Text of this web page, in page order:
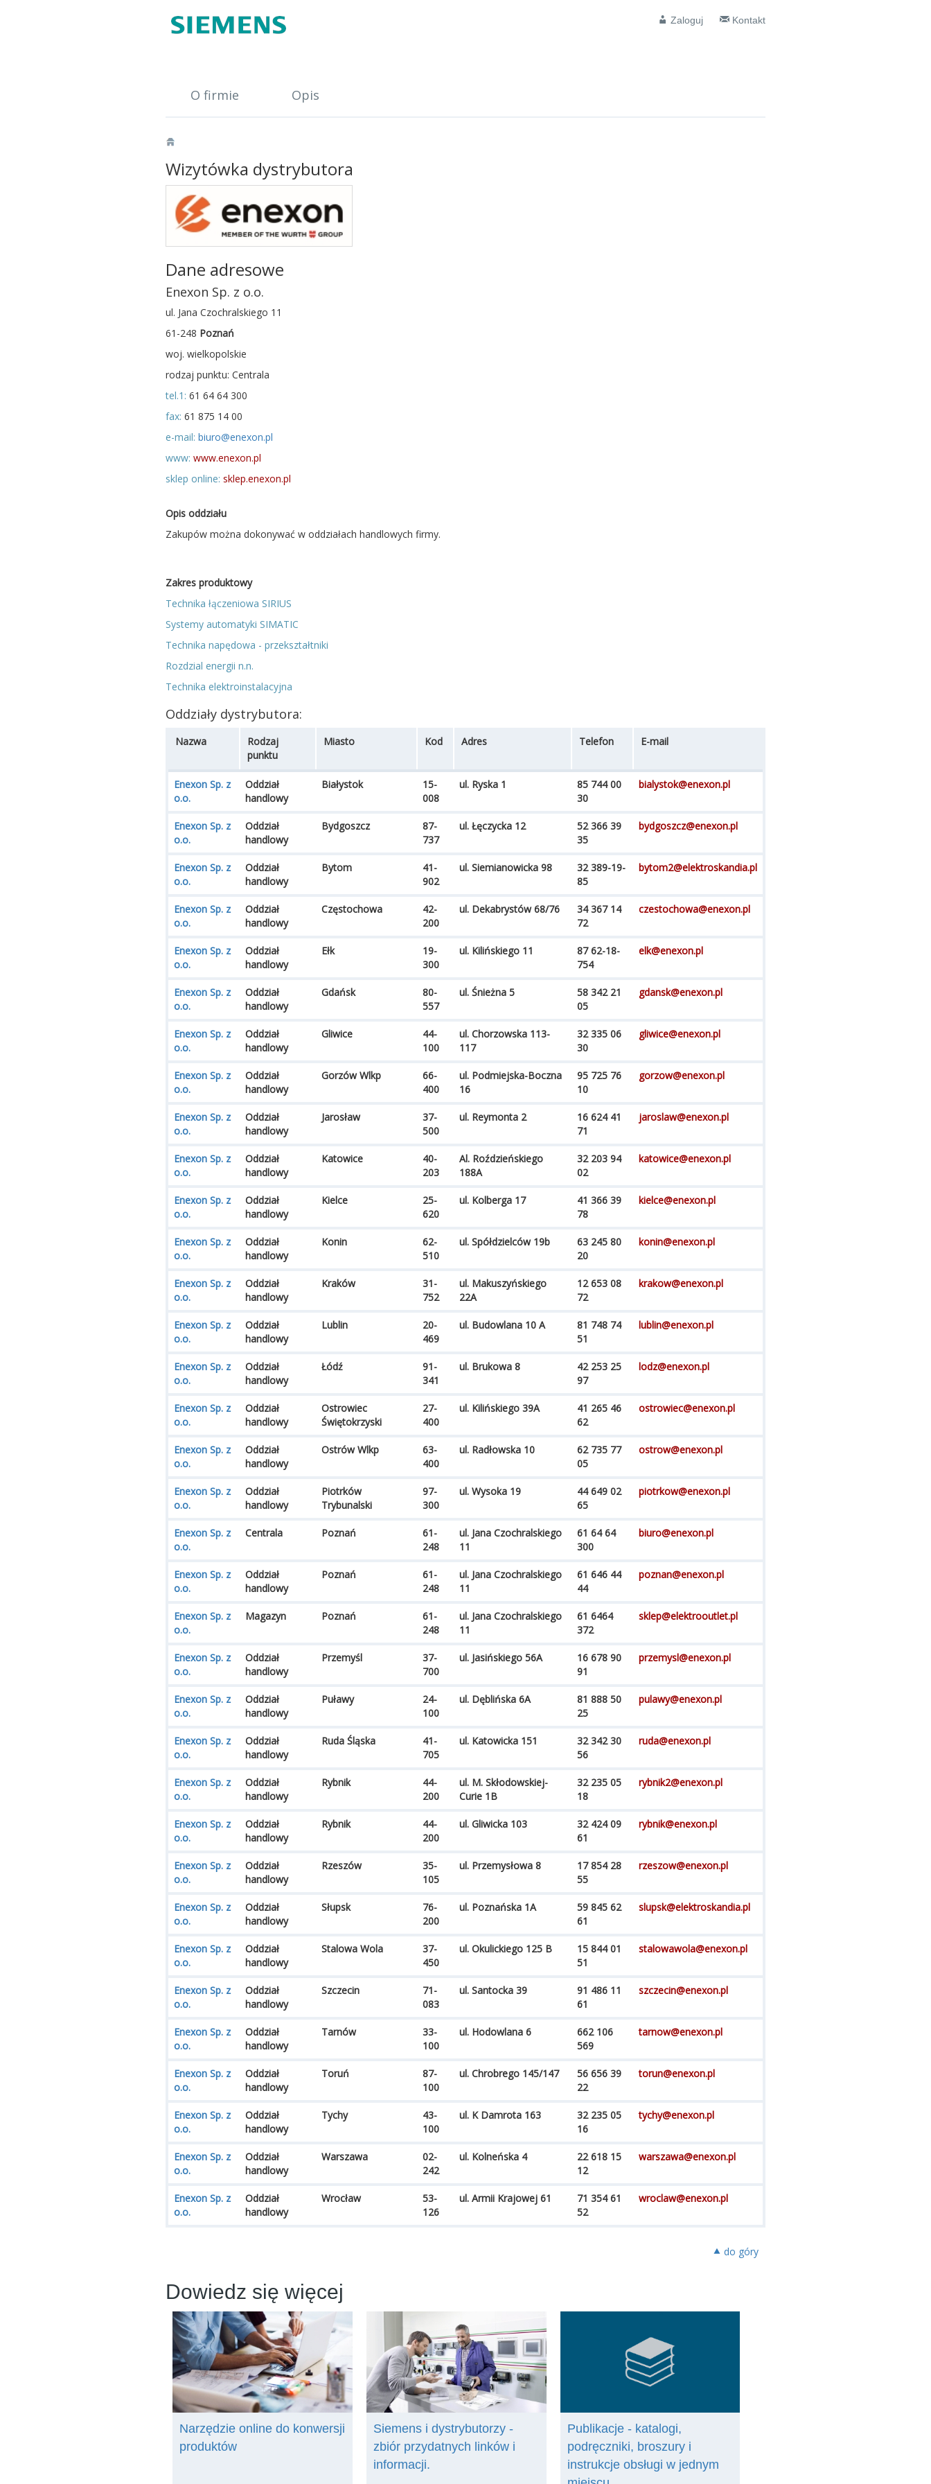
Zaloguj Kontakt
O firmie Opis
Wizytówka dystrybutora
Dane adresowe
Enexon Sp. z o.o.
ul. Jana Czochralskiego 11
61-248 Poznań
woj. wielkopolskie
rodzaj punktu: Centrala
tel.1: 61 64 64 300
fax: 61 875 14 00
e-mail: biuro@enexon.pl
www: www.enexon.pl
sklep online: sklep.enexon.pl
Opis oddziału
Zakupów można dokonywać w oddziałach handlowych firmy.
Zakres produktowy
Technika łączeniowa SIRIUS
Systemy automatyki SIMATIC
Technika napędowa - przekształtniki
Rozdzial energii n.n.
Technika elektroinstalacyjna
Oddziały dystrybutora:
Nazwa
Rodzaj
punktu
Miasto Kod Adres Telefon E-mail
Enexon Sp. z
o.o.
Oddział
handlowy
Białystok
15-
008
ul. Ryska 1
85 744 00
30
bialystok@enexon.pl
Enexon Sp. z
o.o.
Oddział
handlowy
Bydgoszcz
87-
737
ul. Łęczycka 12
52 366 39
35
bydgoszcz@enexon.pl
Enexon Sp. z
o.o.
Oddział
handlowy
Bytom
41-
902
ul. Siemianowicka 98
32 389-19-
85
bytom2@elektroskandia.pl
Enexon Sp. z
o.o.
Oddział
handlowy
Częstochowa
42-
200
ul. Dekabrystów 68/76
34 367 14
72
czestochowa@enexon.pl
Enexon Sp. z
o.o.
Oddział
handlowy
Ełk
19-
300
ul. Kilińskiego 11
87 62-18-
754
elk@enexon.pl
Enexon Sp. z
o.o.
Oddział
handlowy
Gdańsk
80-
557
ul. Śnieżna 5
58 342 21
05
gdansk@enexon.pl
Enexon Sp. z
o.o.
Oddział
handlowy
Gliwice
44-
100
ul. Chorzowska 113-
117
32 335 06
30
gliwice@enexon.pl
Enexon Sp. z
o.o.
Oddział
handlowy
Gorzów Wlkp
66-
400
ul. Podmiejska-Boczna
16
95 725 76
10
gorzow@enexon.pl
Enexon Sp. z
o.o.
Oddział
handlowy
Jarosław
37-
500
ul. Reymonta 2
16 624 41
71
jaroslaw@enexon.pl
Enexon Sp. z
o.o.
Oddział
handlowy
Katowice
40-
203
Al. Roździeńskiego
188A
32 203 94
02
katowice@enexon.pl
Enexon Sp. z
o.o.
Oddział
handlowy
Kielce
25-
620
ul. Kolberga 17
41 366 39
78
kielce@enexon.pl
Enexon Sp. z
o.o.
Oddział
handlowy
Konin
62-
510
ul. Spółdzielców 19b
63 245 80
20
konin@enexon.pl
Enexon Sp. z
o.o.
Oddział
handlowy
Kraków
31-
752
ul. Makuszyńskiego
22A
12 653 08
72
krakow@enexon.pl
Enexon Sp. z
o.o.
Oddział
handlowy
Lublin
20-
469
ul. Budowlana 10 A
81 748 74
51
lublin@enexon.pl
Enexon Sp. z
o.o.
Oddział
handlowy
Łódź
91-
341
ul. Brukowa 8
42 253 25
97
lodz@enexon.pl
Enexon Sp. z
o.o.
Oddział
handlowy
Ostrowiec
Świętokrzyski
27-
400
ul. Kilińskiego 39A
41 265 46
62
ostrowiec@enexon.pl
Enexon Sp. z
o.o.
Oddział
handlowy
Ostrów Wlkp
63-
400
ul. Radłowska 10
62 735 77
05
ostrow@enexon.pl
Enexon Sp. z
o.o.
Oddział
handlowy
Piotrków
Trybunalski
97-
300
ul. Wysoka 19
44 649 02
65
piotrkow@enexon.pl
Enexon Sp. z
o.o.
Centrala Poznań
61-
248
ul. Jana Czochralskiego
11
61 64 64
300
biuro@enexon.pl
Enexon Sp. z
o.o.
Oddział
handlowy
Poznań
61-
248
ul. Jana Czochralskiego
11
61 646 44
44
poznan@enexon.pl
Enexon Sp. z
o.o.
Magazyn Poznań
61-
248
ul. Jana Czochralskiego
11
61 6464
372
sklep@elektrooutlet.pl
Enexon Sp. z
o.o.
Oddział
handlowy
Przemyśl
37-
700
ul. Jasińskiego 56A
16 678 90
91
przemysl@enexon.pl
Enexon Sp. z
o.o.
Oddział
handlowy
Puławy
24-
100
ul. Dęblińska 6A
81 888 50
25
pulawy@enexon.pl
Enexon Sp. z
o.o.
Oddział
handlowy
Ruda Śląska
41-
705
ul. Katowicka 151
32 342 30
56
ruda@enexon.pl
Enexon Sp. z
o.o.
Oddział
handlowy
Rybnik
44-
200
ul. M. Skłodowskiej-
Curie 1B
32 235 05
18
rybnik2@enexon.pl
Enexon Sp. z
o.o.
Oddział
handlowy
Rybnik
44-
200
ul. Gliwicka 103
32 424 09
61
rybnik@enexon.pl
Enexon Sp. z
o.o.
Oddział
handlowy
Rzeszów
35-
105
ul. Przemysłowa 8
17 854 28
55
rzeszow@enexon.pl
Enexon Sp. z
o.o.
Oddział
handlowy
Słupsk
76-
200
ul. Poznańska 1A
59 845 62
61
slupsk@elektroskandia.pl
Enexon Sp. z
o.o.
Oddział
handlowy
Stalowa Wola
37-
450
ul. Okulickiego 125 B
15 844 01
51
stalowawola@enexon.pl
Enexon Sp. z
o.o.
Oddział
handlowy
Szczecin
71-
083
ul. Santocka 39
91 486 11
61
szczecin@enexon.pl
Enexon Sp. z
o.o.
Oddział
handlowy
Tarnów
33-
100
ul. Hodowlana 6
662 106
569
tarnow@enexon.pl
Enexon Sp. z
o.o.
Oddział
handlowy
Toruń
87-
100
ul. Chrobrego 145/147
56 656 39
22
torun@enexon.pl
Enexon Sp. z
o.o.
Oddział
handlowy
Tychy
43-
100
ul. K Damrota 163
32 235 05
16
tychy@enexon.pl
Enexon Sp. z
o.o.
Oddział
handlowy
Warszawa
02-
242
ul. Kolneńska 4
22 618 15
12
warszawa@enexon.pl
Enexon Sp. z
o.o.
Oddział
handlowy
Wrocław
53-
126
ul. Armii Krajowej 61
71 354 61
52
wroclaw@enexon.pl
⯅ do góry
Dowiedz się więcej
Narzędzie online do konwersji
produktów
Siemens i dystrybutorzy -
zbiór przydatnych linków i
informacji.
Publikacje - katalogi,
podręczniki, broszury i
instrukcje obsługi w jednym